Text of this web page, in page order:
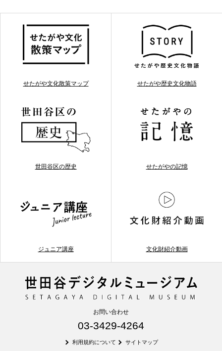
せたがや文化散策マップ せたがや歴史文化物語
世田谷区の歴史 せたがやの記憶
ジュニア講座 文化財紹介動画
お問い合わせ
03-3429-4264
利用規約について サイトマップ